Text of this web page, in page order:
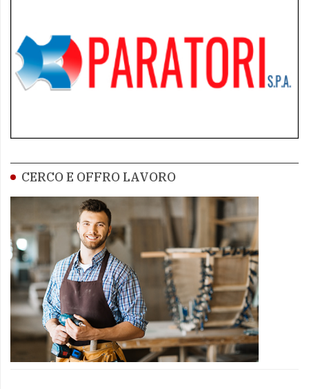
CERCO E OFFRO LAVORO